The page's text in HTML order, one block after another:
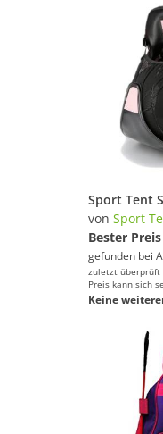
von Sport
Bester Preis
gefunden bei
zuletzt überprüft
Preis kann sich
Keine